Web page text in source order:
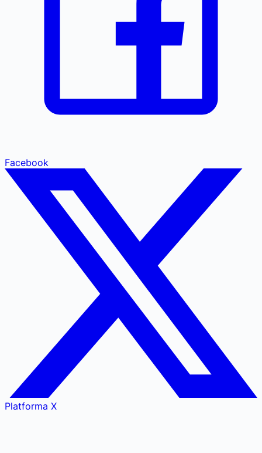
Facebook
Platforma X